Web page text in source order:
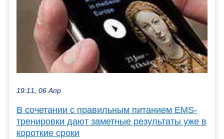
19:11, 06 Апр
В сочетании с правильным питанием EMS-
тренировки дают заметные результаты уже в
короткие сроки